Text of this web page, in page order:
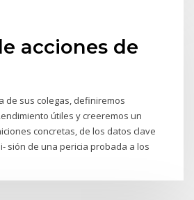
acciones de
de sus colegas, definiremos
útiles y creeremos un
concretas, de los datos clave
sión de una pericia probada a los